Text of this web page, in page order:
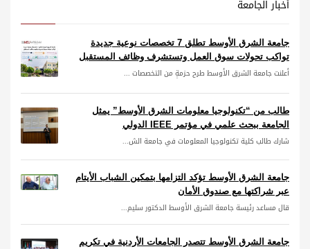
أخبار الجامعة
جامعة الشرق الأوسط تطلق 7 تخصصات نوعية جديدة
تواكب تحولات سوق العمل وتستشرف وظائف المستقبل
أعلنت جامعة الشرق الأوسط طرح حزمةٍ من التخصصات ...
طالب من “تكنولوجيا معلومات الشرق الأوسط” يمثل
الجامعة ببحث علمي في مؤتمر IEEE الدولي
شارك طالب كلية تكنولوجيا المعلومات في جامعة الش...
جامعة الشرق الأوسط تؤكد التزامها بتمكين الشباب الأيتام
عبر شراكتها مع صندوق الأمان
قال مساعد رئيسة جامعة الشرق الأوسط الدكتور سليم...
جامعة الشرق الأوسط تتصدر الجامعات الأردنية في تكريم